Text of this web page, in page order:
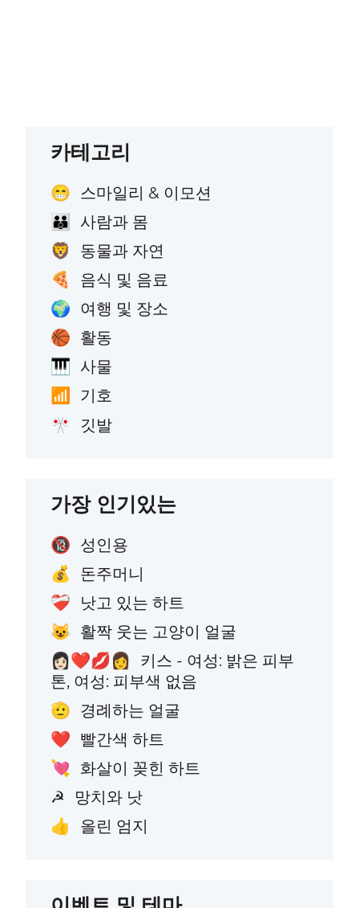
카테고리
😁 스마일리 & 이모션
👪 사람과 몸
🦁 동물과 자연
🍕 음식 및 음료
🌍 여행 및 장소
🏀 활동
🎹 사물
📶 기호
🎌 깃발
가장 인기있는
🔞 성인용
💰 돈주머니
❤️‍🩹 낫고 있는 하트
😺 활짝 웃는 고양이 얼굴
👩🏻‍❤️‍💋‍👩
키스 - 여성: 밝은 피부
톤, 여성: 피부색 없음
🫡 경례하는 얼굴
❤️ 빨간색 하트
💘 화살이 꽂힌 하트
☭ 망치와 낫
👍 올린 엄지